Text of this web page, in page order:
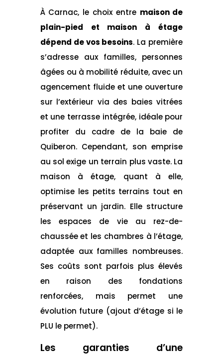
À Carnac, le choix entre maison de
plain-pied et maison à étage
dépend de vos besoins. La première
s’adresse aux familles, personnes
âgées ou à mobilité réduite, avec un
agencement fluide et une ouverture
sur l’extérieur via des baies vitrées
et une terrasse intégrée, idéale pour
profiter du cadre de la baie de
Quiberon. Cependant, son emprise
au sol exige un terrain plus vaste. La
maison à étage, quant à elle,
optimise les petits terrains tout en
préservant un jardin. Elle structure
les espaces de vie au rez-de-
chaussée et les chambres à l’étage,
adaptée aux familles nombreuses.
Ses coûts sont parfois plus élevés
en raison des fondations
renforcées, mais permet une
évolution future (ajout d’étage si le
PLU le permet).
Les garanties d’une